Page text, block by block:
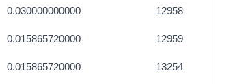
0.030000000000 12958
0.015865720000 12959
0.015865720000 13254